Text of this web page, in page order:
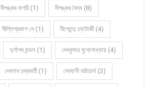
দীপঙ্কর বাগচী (1) দীপঙ্কর বৈদ্য (8)
দীপ্তিপ্রকাশ দে (1) দীপ্তেন্দু চ্যাটার্জী (4)
দুর্গাপদ মন্ডল (1) দেবকুমার মুখোপাধ্যায় (4)
দেবনাথ চক্রবর্তী (1) দেবযানী ভট্টাচার্য (3)